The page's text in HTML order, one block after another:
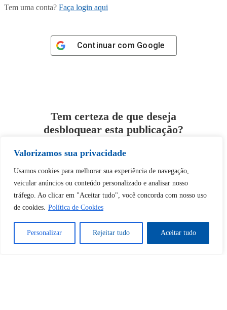
Valorizamos sua privacidade
Usamos cookies para melhorar sua experiência de navegação,
veicular anúncios ou conteúdo personalizado e analisar nosso
tráfego. Ao clicar em "Aceitar tudo", você concorda com nosso uso
de cookies. Política de Cookies
Personalizar Rejeitar tudo Aceitar tudo
Tem uma conta? Faça login aqui
Continuar com Google
Tem certeza de que deseja
desbloquear esta publicação?
Desbloquear esquerda : 0
Sim Não